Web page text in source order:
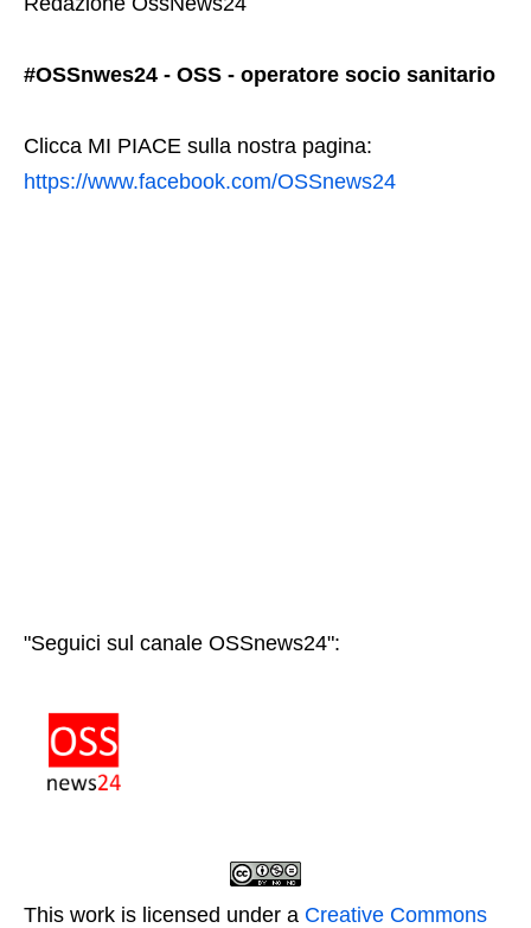
#OSSnwes24 - OSS - operatore socio sanitario
Clicca MI PIACE sulla nostra pagina:
https://www.facebook.com/OSSnews24
"Seguici sul canale OSSnews24":
This work is licensed under a Creative Commons